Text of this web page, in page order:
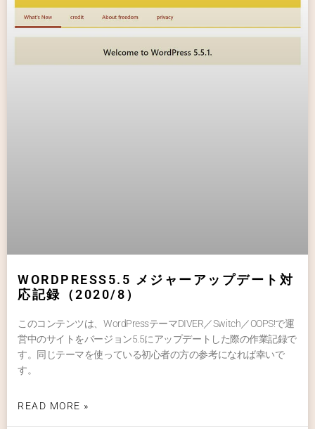
WORDPRESS5.5 メジャーアップデート対
応記録（2020/8）
このコンテンツは、WordPressテーマDIVER／Switch／OOPS!で運
営中のサイトをバージョン5.5にアップデートした際の作業記録で
す。同じテーマを使っている初心者の方の参考になれば幸いで
す。
READ MORE »